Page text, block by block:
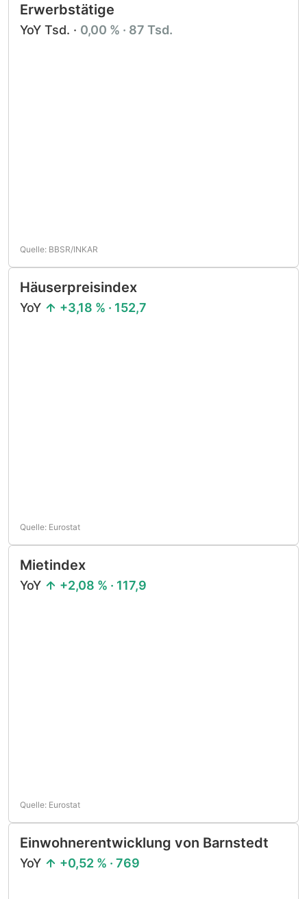
Erwerbstätige
YoY Tsd. · 0,00 % · 87 Tsd.
Quelle: BBSR/INKAR
Häuserpreisindex
YoY +3,18 % · 152,7
Quelle: Eurostat
Mietindex
YoY +2,08 % · 117,9
Quelle: Eurostat
Einwohnerentwicklung von Barnstedt
YoY +0,52 % · 769